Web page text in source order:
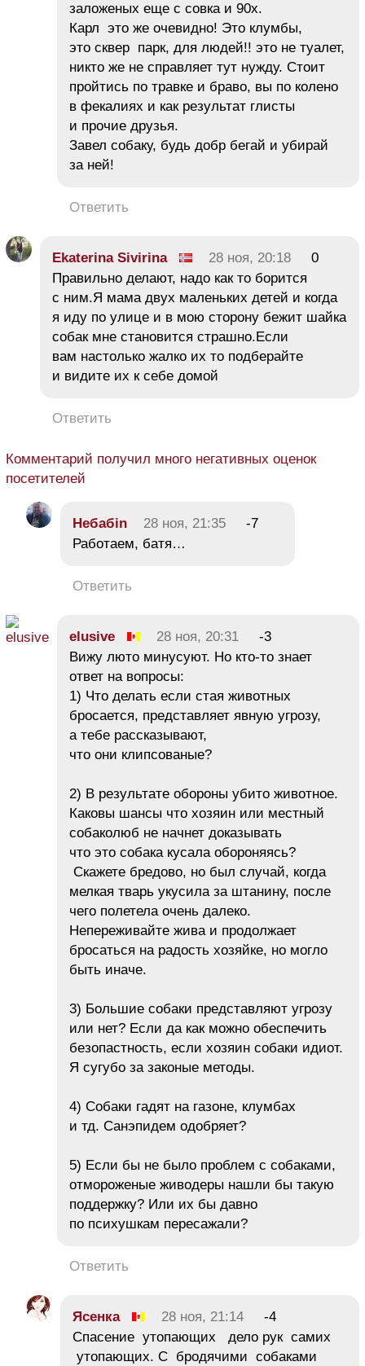
заложеных еще с совка и 90х.
Карл это же очевидно! Это клумбы,
это сквер парк, для людей!! это не туалет,
никто же не справляет тут нужду. Стоит
пройтись по травке и браво, вы по колено
в фекалиях и как результат глисты
и прочие друзья.
Завел собаку, будь добр бегай и убирай
за ней!
Ответить
Ekaterina Sivirina 28 ноя, 20:18
0
Правильно делают, надо как то борится
с ним.Я мама двух маленьких детей и когда
я иду по улице и в мою сторону бежит шайка
собак мне становится страшно.Если
вам настолько жалко их то подберайте
и видите их к себе домой
Ответить
Комментарий получил много негативных оценок
посетителей
Небабin 28 ноя, 21:35
-7
Работаем, батя…
Ответить
elusive 28 ноя, 20:31
-3
Вижу люто минусуют. Но кто-то знает
ответ на вопросы:
1) Что делать если стая животных
бросается, представляет явную угрозу,
а тебе рассказывают,
что они клипсованые?
2) В результате обороны убито животное.
Каковы шансы что хозяин или местный
собаколюб не начнет доказывать
что это собака кусала обороняясь?
Скажете бредово, но был случай, когда
мелкая тварь укусила за штанину, после
чего полетела очень далеко.
Непереживайте жива и продолжает
бросаться на радость хозяйке, но могло
быть иначе.
3) Большие собаки представляют угрозу
или нет? Если да как можно обеспечить
безопастность, если хозяин собаки идиот.
Я сугубо за законые методы.
4) Собаки гадят на газоне, клумбах
и тд. Санэпидем одобряет?
5) Если бы не было проблем с собаками,
отмороженые живодеры нашли бы такую
поддержку? Или их бы давно
по психушкам пересажали?
Ответить
Ясенка 28 ноя, 21:14
-4
Спасение утопающих дело рук самих
утопающих. С бродячими собаками